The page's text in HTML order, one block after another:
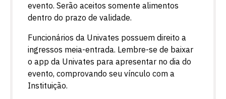
evento. Serão aceitos somente alimentos
dentro do prazo de validade.
Funcionários da Univates possuem direito a
ingressos meia-entrada. Lembre-se de baixar
o app da Univates para apresentar no dia do
evento, comprovando seu vínculo com a
Instituição.